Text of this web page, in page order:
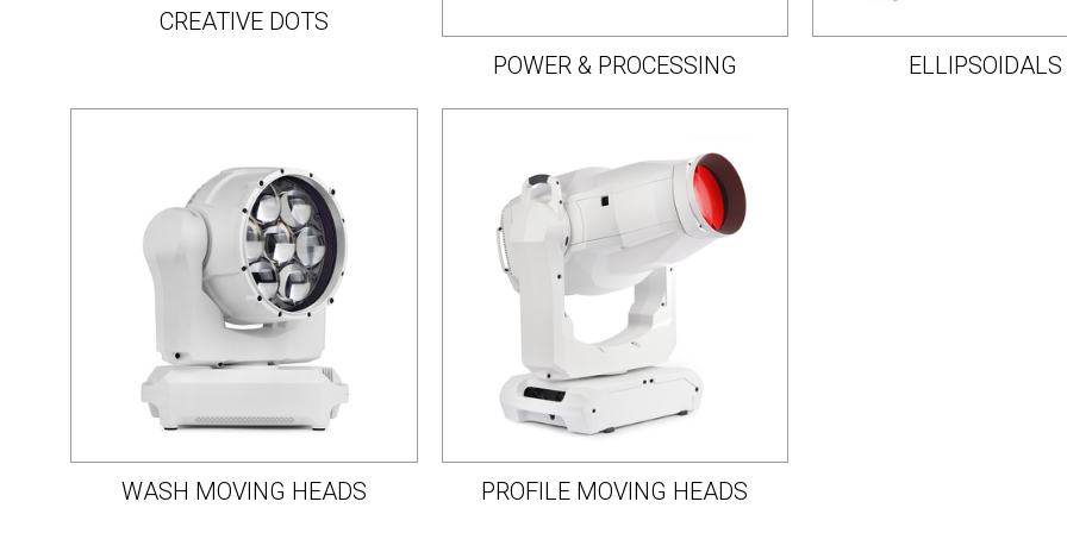
CREATIVE DOTS
POWER & PROCESSING
ELLIPSOIDALS
WASH MOVING HEADS PROFILE MOVING HEADS